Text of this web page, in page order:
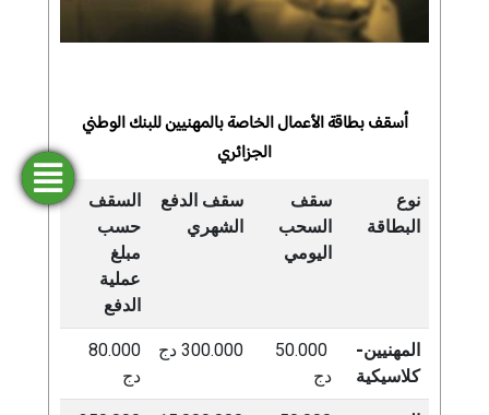
أسقف بطاقة الأعمال الخاصة بالمهنيين للبنك الوطني
الجزائري
نوع
البطاقة
سقف
السحب
اليومي
سقف الدفع
الشهري
السقف
حسب
مبلغ
عملية
الدفع
المهنيين-
كلاسيكية
50.000
دج
300.000 دج
80.000
دج
ابحث
عن وكالة
طلب
تمويل
المحاكاة
فتح
حساب